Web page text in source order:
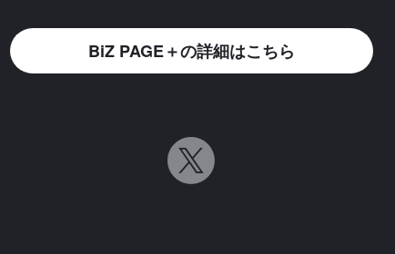
BiZ PAGE＋の詳細はこちら